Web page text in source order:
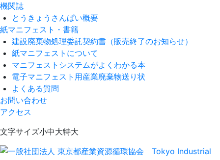
機関誌
とうきょうさんぱい概要
紙マニフェスト・書籍
建設廃棄物処理委託契約書（販売終了のお知らせ）
紙マニフェストについて
マニフェストシステムがよくわかる本
電子マニフェスト用産業廃棄物送り状
よくある質問
お問い合わせ
アクセス
Skip
to
content
文字サイズ小中大特大